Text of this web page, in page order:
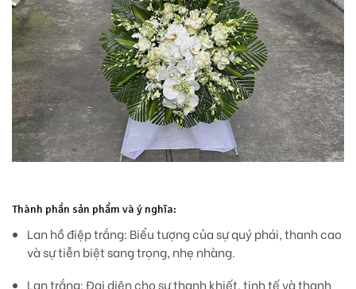
Thành phần sản phẩm và ý nghĩa:
Lan hồ điệp trắng: Biểu tượng của sự quý phái, thanh cao
và sự tiễn biệt sang trọng, nhẹ nhàng.
Lan trắng:Đại diện cho sự thanh khiết, tinh tế và thanh